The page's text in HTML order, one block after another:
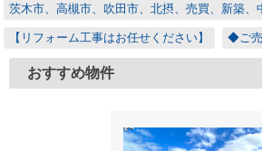
茨木市、高槻市、吹田市、北摂、売買、新築、
【リフォーム工事はお任せください】 ◆ご売
おすすめ物件